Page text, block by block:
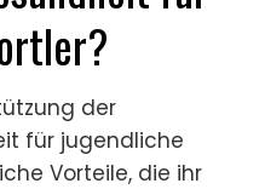
der
für jugendliche
Vorteile, die ihr